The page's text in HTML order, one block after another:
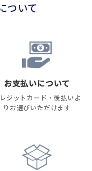
ついて
お支払いについて
ジットカード・後払いよ
りお選びいただけます